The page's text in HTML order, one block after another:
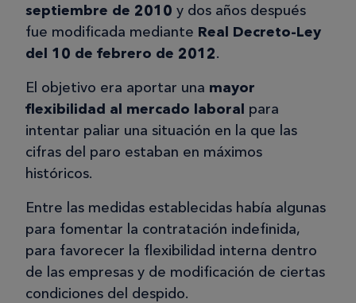
septiembre de 2010 y dos años después
fue modificada mediante Real Decreto-Ley
del 10 de febrero de 2012.
El objetivo era aportar una mayor
flexibilidad al mercado laboral para
intentar paliar una situación en la que las
cifras del paro estaban en máximos
históricos.
Entre las medidas establecidas había algunas
para fomentar la contratación indefinida,
para favorecer la flexibilidad interna dentro
de las empresas y de modificación de ciertas
condiciones del despido.